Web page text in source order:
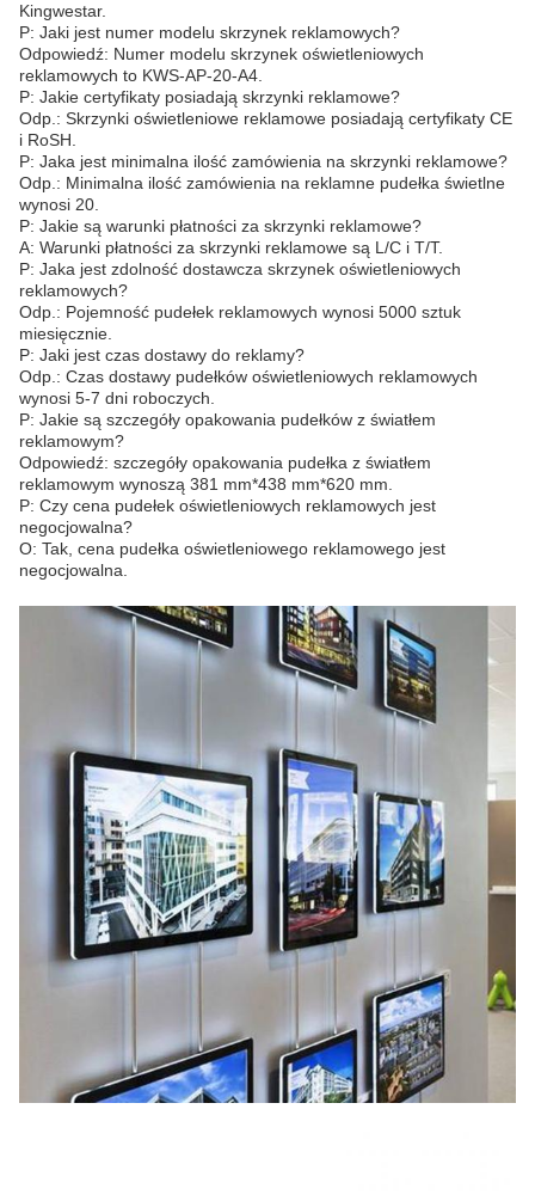
Kingwestar.
P: Jaki jest numer modelu skrzynek reklamowych?
Odpowiedź: Numer modelu skrzynek oświetleniowych
reklamowych to KWS-AP-20-A4.
P: Jakie certyfikaty posiadają skrzynki reklamowe?
Odp.: Skrzynki oświetleniowe reklamowe posiadają certyfikaty CE
i RoSH.
P: Jaka jest minimalna ilość zamówienia na skrzynki reklamowe?
Odp.: Minimalna ilość zamówienia na reklamne pudełka świetlne
wynosi 20.
P: Jakie są warunki płatności za skrzynki reklamowe?
A: Warunki płatności za skrzynki reklamowe są L/C i T/T.
P: Jaka jest zdolność dostawcza skrzynek oświetleniowych
reklamowych?
Odp.: Pojemność pudełek reklamowych wynosi 5000 sztuk
miesięcznie.
P: Jaki jest czas dostawy do reklamy?
Odp.: Czas dostawy pudełków oświetleniowych reklamowych
wynosi 5-7 dni roboczych.
P: Jakie są szczegóły opakowania pudełków z światłem
reklamowym?
Odpowiedź: szczegóły opakowania pudełka z światłem
reklamowym wynoszą 381 mm*438 mm*620 mm.
P: Czy cena pudełek oświetleniowych reklamowych jest
negocjowalna?
O: Tak, cena pudełka oświetleniowego reklamowego jest
negocjowalna.